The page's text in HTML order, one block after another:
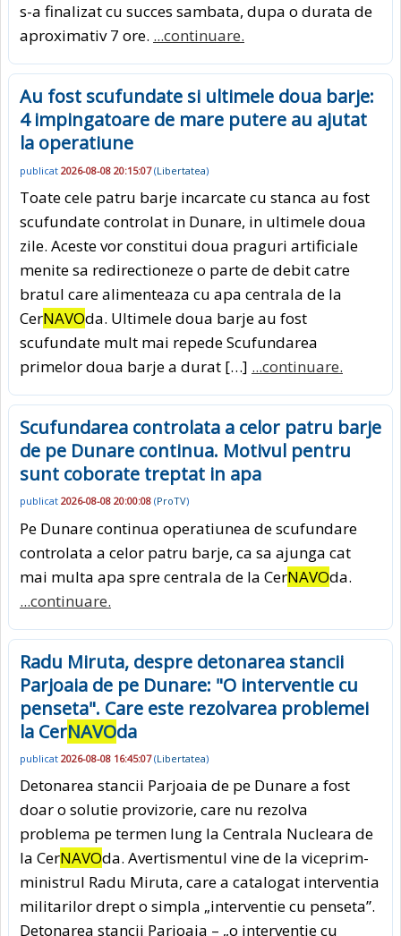
s-a finalizat cu succes sambata, dupa o durata de
aproximativ 7 ore. ...continuare.
Au fost scufundate si ultimele doua barje:
4 impingatoare de mare putere au ajutat
la operatiune
publicat 2026-08-08 20:15:07(Libertatea)
Toate cele patru barje incarcate cu stanca au fost
scufundate controlat in Dunare, in ultimele doua
zile. Aceste vor constitui doua praguri artificiale
menite sa redirectioneze o parte de debit catre
bratul care alimenteaza cu apa centrala de la
CerNAVOda. Ultimele doua barje au fost
scufundate mult mai repede Scufundarea
primelor doua barje a durat […] ...continuare.
Scufundarea controlata a celor patru barje
de pe Dunare continua. Motivul pentru
sunt coborate treptat in apa
publicat 2026-08-08 20:00:08 (ProTV)
Pe Dunare continua operatiunea de scufundare
controlata a celor patru barje, ca sa ajunga cat
mai multa apa spre centrala de la CerNAVOda.
...continuare.
Radu Miruta, despre detonarea stancii
Parjoaia de pe Dunare: "O interventie cu
penseta". Care este rezolvarea problemei
la CerNAVOda
publicat 2026-08-08 16:45:07(Libertatea)
Detonarea stancii Parjoaia de pe Dunare a fost
doar o solutie provizorie, care nu rezolva
problema pe termen lung la Centrala Nucleara de
la CerNAVOda. Avertismentul vine de la viceprim-
ministrul Radu Miruta, care a catalogat interventia
militarilor drept o simpla „interventie cu penseta”.
Detonarea stancii Parjoaia – „o interventie cu